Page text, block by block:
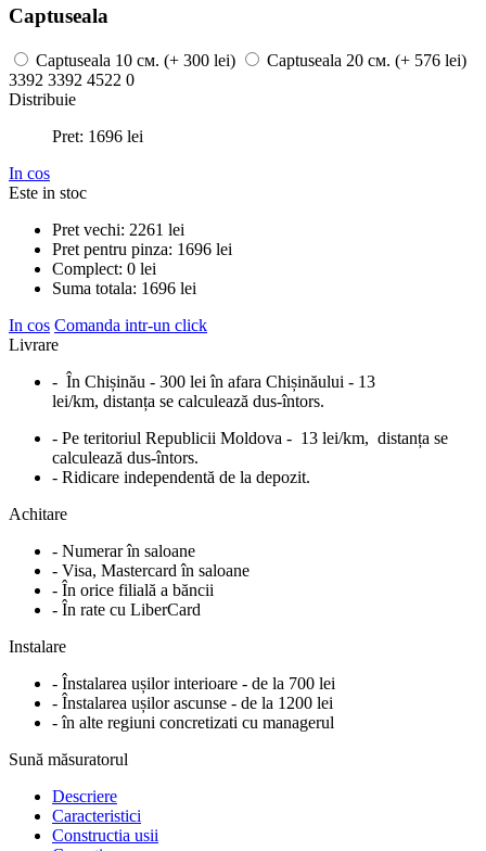
Captuseala
Captuseala 10 см. (+ 300 lei) Captuseala 20 см. (+ 576 lei)
3392 3392 4522 0
Distribuie
Pret: 1696 lei
In cos
Este in stoc
Pret vechi: 2261 lei
Pret pentru pinza: 1696 lei
Complect: 0 lei
Suma totala: 1696 lei
In cos Comanda intr-un click
Livrare
- În Chișinău - 300 lei în afara Chișinăului - 13
lei/km, distanța se calculează dus-întors.
- Pe teritoriul Republicii Moldova - 13 lei/km, distanța se
calculează dus-întors.
- Ridicare independentă de la depozit.
Achitare
- Numerar în saloane
- Visa, Mastercard în saloane
- În orice filială a băncii
- În rate cu LiberCard
Instalare
- Înstalarea ușilor interioare - de la 700 lei
- Înstalarea ușilor ascunse - de la 1200 lei
- în alte regiuni concretizati cu managerul
Sună măsuratorul
Descriere
Caracteristici
Constructia usii